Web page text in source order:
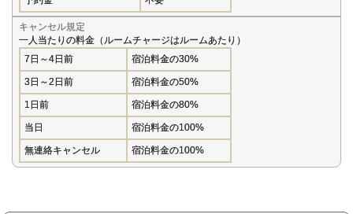
キャンセル規定
一人当たりの料金（ルームチャージはルームあたり）
7日～4日前
宿泊料金の30%
3日～2日前 宿泊料金の50%
1日前 宿泊料金の80%
当日 宿泊料金の100%
無連絡キャンセル 宿泊料金の100%